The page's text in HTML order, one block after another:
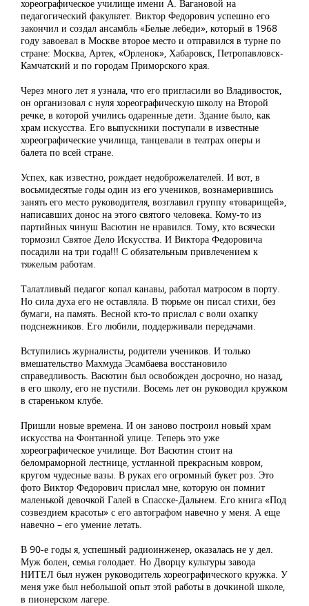
хореографическое училище имени А. Вагановой на
педагогический факультет. Виктор Федорович успешно его
закончил и создал ансамбль «Белые лебеди», который в 1968
году завоевал в Москве второе место и отправился в турне по
стране: Москва, Артек, «Орленок», Хабаровск, Петропавловск-
Камчатский и по городам Приморского края.
Через много лет я узнала, что его пригласили во Владивосток,
он организовал с нуля хореографическую школу на Второй
речке, в которой учились одаренные дети. Здание было, как
храм искусства. Его выпускники поступали в известные
хореографические училища, танцевали в театрах оперы и
балета по всей стране.
Успех, как известно, рождает недоброжелателей. И вот, в
восьмидесятые годы один из его учеников, вознамерившись
занять его место руководителя, возглавил группу «товарищей»,
написавших донос на этого святого человека. Кому-то из
партийных чинуш Васютин не нравился. Тому, кто всячески
тормозил Святое Дело Искусства. И Виктора Федоровича
посадили на три года!!! С обязательным привлечением к
тяжелым работам.
Талатливый педагог копал канавы, работал матросом в порту.
Но сила духа его не оставляла. В тюрьме он писал стихи, без
бумаги, на память. Весной кто-то прислал с воли охапку
подснежников. Его любили, поддерживали передачами.
Вступились журналисты, родители учеников. И только
вмешательство Махмуда Эсамбаева восстановило
справедливость. Васютин был освобожден досрочно, но назад,
в его школу, его не пустили. Восемь лет он руководил кружком
в стареньком клубе.
Пришли новые времена. И он заново построил новый храм
искусства на Фонтанной улице. Теперь это уже
хореографическое училище. Вот Васютин стоит на
беломраморной лестнице, устланной прекрасным ковром,
кругом чудесные вазы. В руках его огромный букет роз. Это
фото Виктор Федорович прислал мне, которую он помнит
маленькой девочкой Галей в Спасске-Дальнем. Его книга «Под
созвездием красоты» с его автографом навечно у меня. А еще
навечно – его умение летать.
В 90-е годы я, успешный радиоинженер, оказалась не у дел.
Муж болен, семья голодает. Но Дворцу культуры завода
НИТЕЛ был нужен руководитель хореографического кружка. У
меня уже был небольшой опыт этой работы в дочкиной школе,
в пионерском лагере.